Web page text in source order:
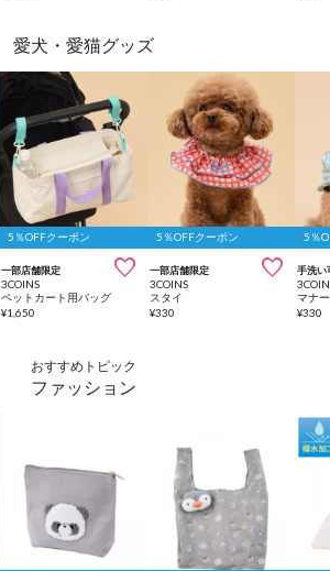
愛犬・愛猫グッズ
5％OFFクーポン
一部店舗限定 
3COINS
ペットカート用バッグ
¥1,650
5％OFFクーポン
一部店舗限定 
3COINS
スタイ
¥330
5％
手洗い
マナ
¥330
おすすめトピック
ファッション